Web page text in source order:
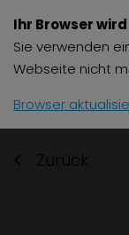
Zurück
Ihr Browser
Sie verwenden
Webseite nicht
Browser